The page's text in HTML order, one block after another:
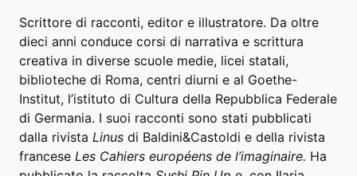
Scrittore di racconti, editor e illustratore. Da oltre
dieci anni conduce corsi di narrativa e scrittura
creativa in diverse scuole medie, licei statali,
biblioteche di Roma, centri diurni e al Goethe-
Institut, l’istituto di Cultura della Repubblica Federale
di Germania. I suoi racconti sono stati pubblicati
dalla rivista Linus di Baldini&Castoldi e della rivista
francese Les Cahiers européens de l’imaginaire. Ha